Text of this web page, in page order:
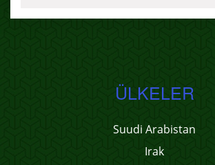
ÜLKELER
Suudi Arabistan
Irak